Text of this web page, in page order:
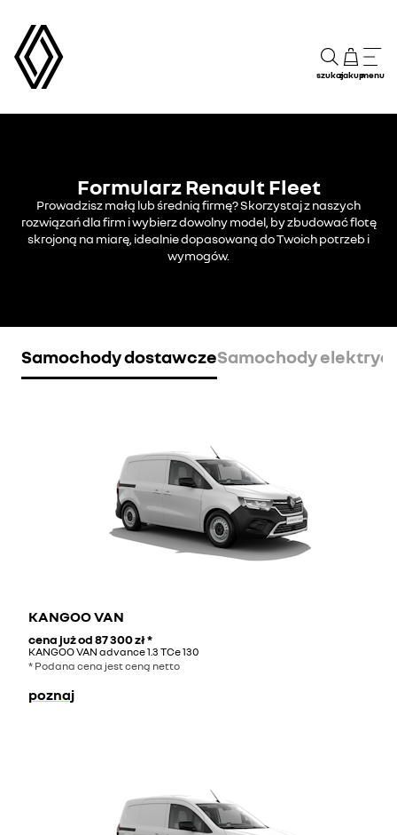
szukajzakupmenu
Formularz Renault Fleet
Prowadzisz małą lub średnią firmę? Skorzystaj z naszych
rozwiązań dla firm i wybierz dowolny model, by zbudować flotę
skrojoną na miarę, idealnie dopasowaną do Twoich potrzeb i
wymogów.
Samochody dostawczeSamochody
KANGOO VAN
cena już od87 300 zł*
KANGOO VAN advance 1.3 TCe 130
* Podana cena jest ceną netto
poznaj